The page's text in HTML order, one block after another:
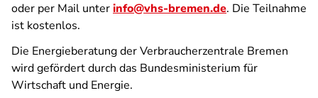
oder per Mail unterinfo@vhs-bremen.de. Die Teilnahme
ist kostenlos.
Die Energieberatung der Verbraucherzentrale Bremen
wird gefördert durch das Bundesministerium für
Wirtschaft und Energie.